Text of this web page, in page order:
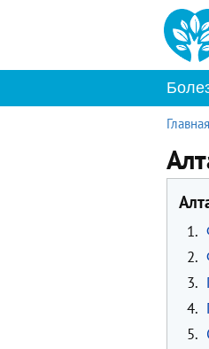
Главная
1.
2.
3.
4.
5.